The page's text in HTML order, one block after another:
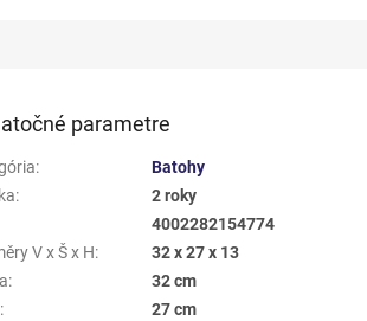
parametre
:
Batohy
:
2 roky
4002282154774
V x Š x H:
32 x 27 x 13
:
32 cm
:
27 cm